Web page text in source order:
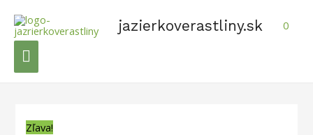
obsah
jazierkoverastliny.sk
Hlavné
0
Zľava!